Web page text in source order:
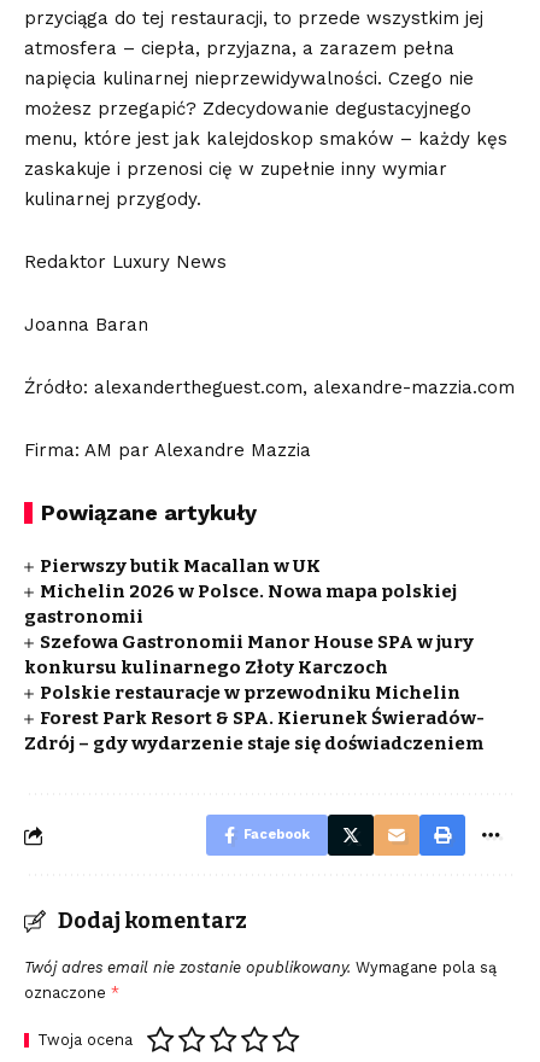
przyciąga do tej restauracji, to przede wszystkim jej
atmosfera – ciepła, przyjazna, a zarazem pełna
napięcia kulinarnej nieprzewidywalności. Czego nie
możesz przegapić? Zdecydowanie degustacyjnego
menu, które jest jak kalejdoskop smaków – każdy kęs
zaskakuje i przenosi cię w zupełnie inny wymiar
kulinarnej przygody.
Redaktor Luxury News
Joanna Baran
Źródło: alexandertheguest.com, alexandre-mazzia.com
Firma: AM par Alexandre Mazzia
Powiązane artykuły
Pierwszy butik Macallan w UK
Michelin 2026 w Polsce. Nowa mapa polskiej
gastronomii
Szefowa Gastronomii Manor House SPA w jury
konkursu kulinarnego Złoty Karczoch
Polskie restauracje w przewodniku Michelin
Forest Park Resort & SPA. Kierunek Świeradów-
Zdrój – gdy wydarzenie staje się doświadczeniem
Facebook
Dodaj komentarz
Twój adres email nie zostanie opublikowany. Wymagane pola są
oznaczone *
Twoja ocena